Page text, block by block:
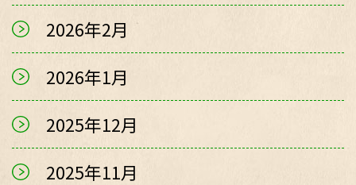
2026年2月
2026年1月
2025年12月
2025年11月